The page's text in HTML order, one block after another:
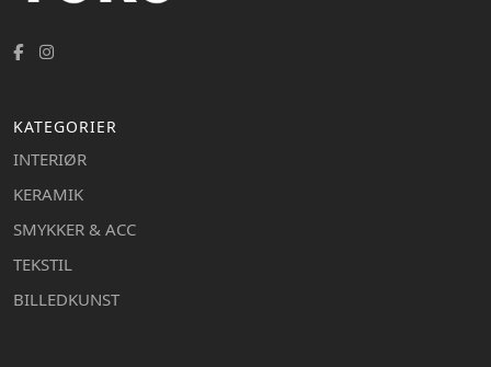
KATEGORIER
INTERIØR
KERAMIK
SMYKKER & ACC
TEKSTIL
BILLEDKUNST